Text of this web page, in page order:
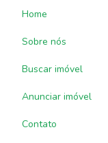
Home
Sobre nós
Buscar imóvel
Anunciar imóvel
Contato